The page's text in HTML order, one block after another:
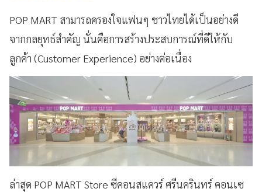
POP MART สามารถครองใจแฟนๆ ชาวไทยได้เป็นอย่างดี
จากกลยุทธ์สำคัญ นั่นคือการสร้างประสบการณ์ที่ดีให้กับ
ลูกค้า (Customer Experience) อย่างต่อเนื่อง
ล่าสุด POP MART Store ซีคอนสแควร์ ศรีนครินทร์ คอนเซ